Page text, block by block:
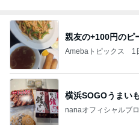
親友の+100円のピ
Amebaトピックス 1
横浜SOGOうまい
nanaオフィシャルブ